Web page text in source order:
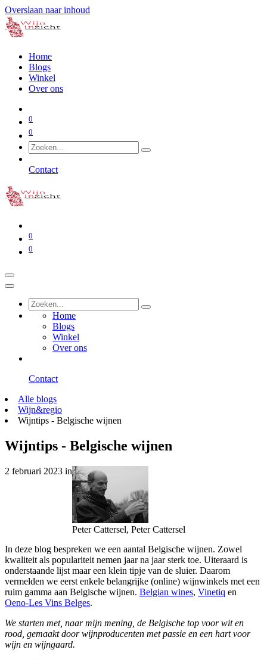
Overslaan naar inhoud
Home
Blogs
Winkel
Over ons
0
0
Contact
0
0
Home
Blogs
Winkel
Over ons
Contact
Alle blogs
Wijn&regio
Wijntips - Belgische wijnen
Wijntips - Belgische wijnen
2 februari 2023 in
Peter Cattersel, Peter Cattersel
In deze blog bespreken we een aantal Belgische wijnen. Zowel
kwaliteit als populariteit nemen jaar na jaar sterk toe. Uiteraard is
onderstaande lijst maar een klein tipje van de sluier. Daarom
vermelden we eerst enkele belangrijke (online) wijnwinkels met een
ruim gamma aan Belgische wijnen. Belgian wines, Vinetiq en
Oeno-Les Vins Belges.
We starten met, naar mijn mening, de Belgische top voor wit en
rood, gemaakt door wijnproducenten met passie en een hart voor
wijn en wijngaard.